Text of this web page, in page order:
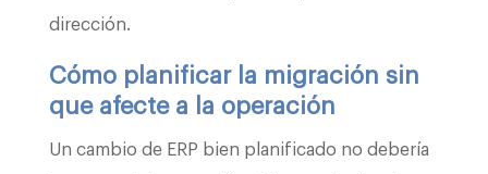
dirección.
Cómo planificar la migración sin
que afecte a la operación
Un cambio de ERP bien planificado no debería